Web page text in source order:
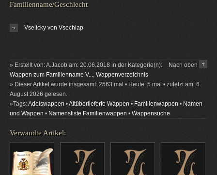
Familienname/Geschlecht
Vselicky von Vsechlap
Nach oben
» Erstellt von: A.Jacob am: 20.06.2018 in der Kategorie(n):
Wappen zum Familienname V..., Wappenverzeichnis
» Dieser Artikel wurde insgesamt: 2563 mal • Heute: 5 mal • zuletzt am: 6.
August 2026 gelesen.
»Tags:Adelswappen •Altüberlieferte Wappen • Familienwappen • Namen
und Wappen • Namensliste Familienwappen • Wappensuche
Verwandte Artikel: